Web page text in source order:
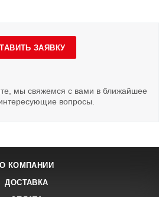
ЗАЯВКУ
мы свяжемся с вами в ближайшее
вопросы.
О КОМПАНИИ
ДОСТАВКА